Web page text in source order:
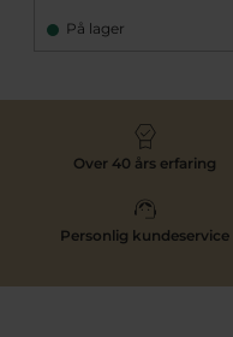
På lager
Over 40 års erfaring
Personlig kundeservice